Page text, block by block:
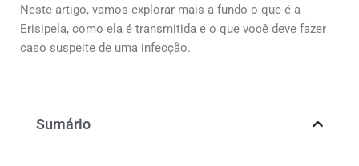
Neste artigo, vamos explorar mais a fundo o que é a
Erisipela, como ela é transmitida e o que você deve fazer
caso suspeite de uma infecção.
Sumário